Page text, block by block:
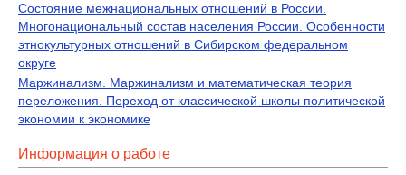
Состояние межнациональных отношений в России.
Многонациональный состав населения России. Особенности
этнокультурных отношений в Сибирском федеральном
округе
Маржинализм. Маржинализм и математическая теория
переложения. Переход от классической школы политической
экономии к экономике
Информация о работе